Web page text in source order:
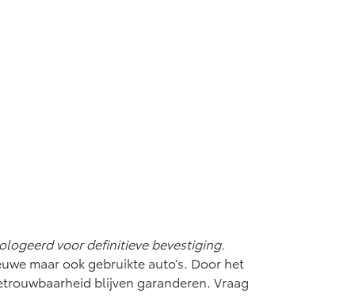
voor definitieve bevestiging.
maar ook gebruikte auto’s. Door het
blijven garanderen. Vraag